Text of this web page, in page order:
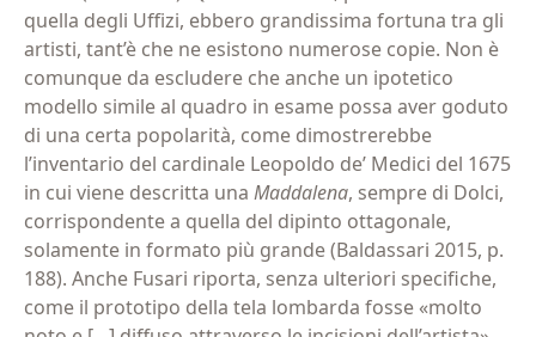
quella degli Uffizi, ebbero grandissima fortuna tra gli
artisti, tant’è che ne esistono numerose copie. Non è
comunque da escludere che anche un ipotetico
modello simile al quadro in esame possa aver goduto
di una certa popolarità, come dimostrerebbe
l’inventario del cardinale Leopoldo de’ Medici del 1675
in cui viene descritta una Maddalena, sempre di Dolci,
corrispondente a quella del dipinto ottagonale,
solamente in formato più grande (Baldassari 2015, p.
188). Anche Fusari riporta, senza ulteriori specifiche,
come il prototipo della tela lombarda fosse «molto